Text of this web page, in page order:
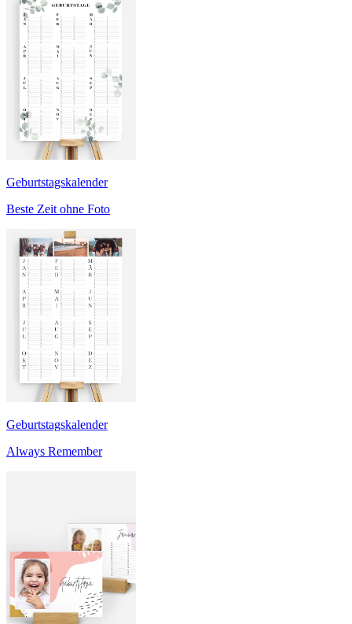
Geburtstagskalender
Beste Zeit ohne Foto
Geburtstagskalender
Always Remember